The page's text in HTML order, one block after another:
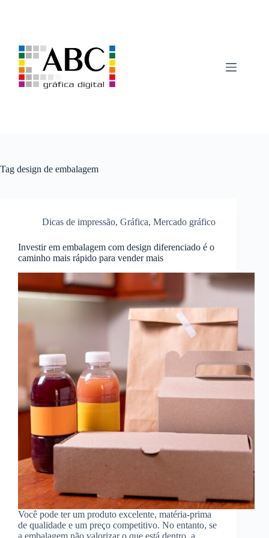
Tag design de embalagem
Dicas de impressão, Gráfica, Mercado gráfico
Investir em embalagem com design diferenciado é o
caminho mais rápido para vender mais
Você pode ter um produto excelente, matéria-prima
de qualidade e um preço competitivo. No entanto, se
a embalagem não valorizar o que está dentro, a